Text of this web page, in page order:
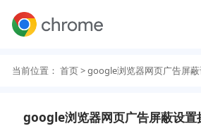
当前位置： 首页> google浏览器网页广告屏
google浏览器网页广告屏蔽设置